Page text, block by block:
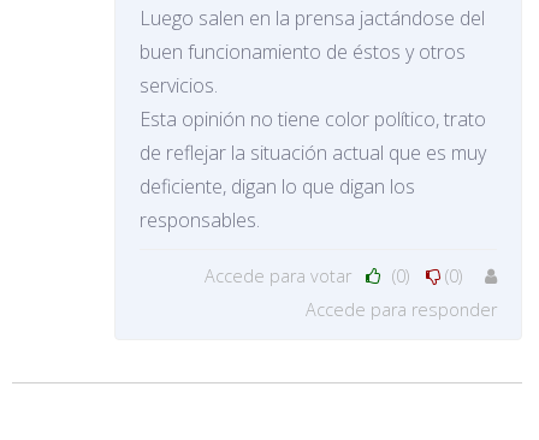
Luego salen en la prensa jactándose del
buen funcionamiento de éstos y otros
servicios.
Esta opinión no tiene color político, trato
de reflejar la situación actual que es muy
deficiente, digan lo que digan los
responsables.
Accede para votar (0)
(0)
Accede para responder